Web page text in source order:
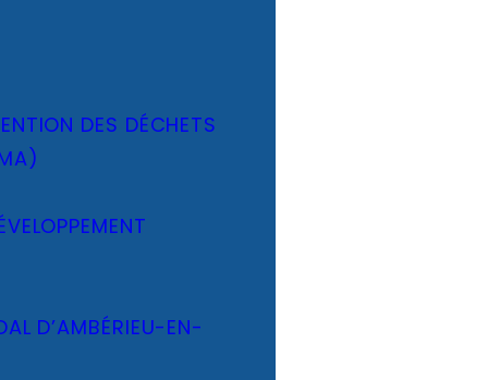
DES DÉCHETS
D’AMBÉRIEU-EN-